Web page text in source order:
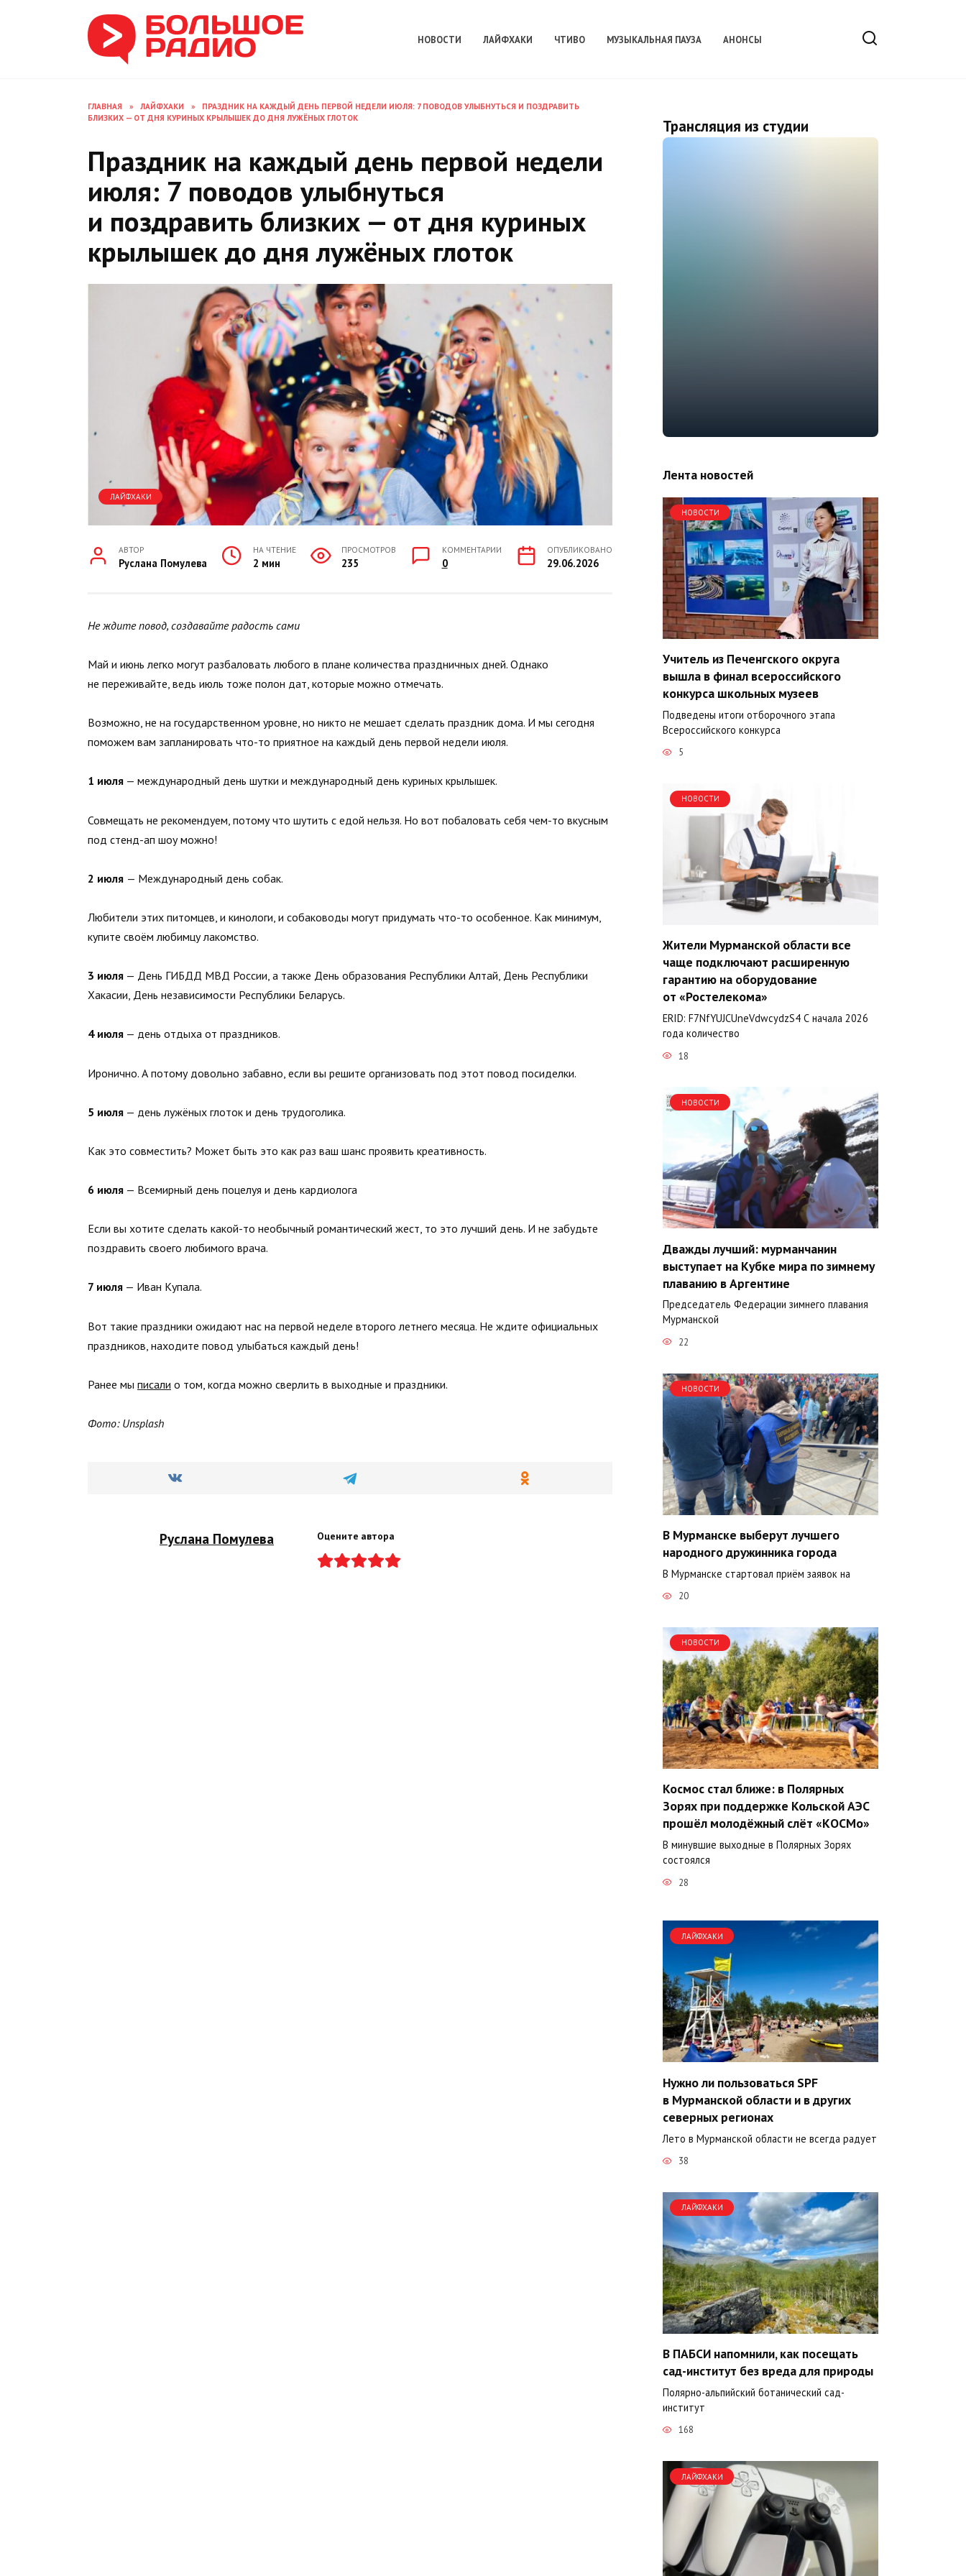
НОВОСТИ ЛАЙФХАКИ ЧТИВО МУЗЫКАЛЬНАЯ ПАУЗА АНОНСЫ
ГЛАВНАЯ » ЛАЙФХАКИ »
ПРАЗДНИК НА КАЖДЫЙ ДЕНЬ ПЕРВОЙ НЕДЕЛИ ИЮЛЯ: 7 ПОВОДОВ УЛЫБНУТЬСЯ И ПОЗДРАВИТЬ
БЛИЗКИХ — ОТ ДНЯ КУРИНЫХ КРЫЛЫШЕК ДО ДНЯ ЛУЖЁНЫХ ГЛОТОК
Праздник на каждый день первой недели
июля: 7 поводов улыбнуться
и поздравить близких — от дня куриных
крылышек до дня лужёных глоток
ЛАЙФХАКИ
АВТОР
Руслана Помулева
НА ЧТЕНИЕ
2 мин
ПРОСМОТРОВ
235
КОММЕНТАРИИ
0
ОПУБЛИКОВАНО
29.06.2026
Не ждите повод, создавайте радость сами
Май и июнь легко могут разбаловать любого в плане количества праздничных дней. Однако
не переживайте, ведь июль тоже полон дат, которые можно отмечать.
Возможно, не на государственном уровне, но никто не мешает сделать праздник дома. И мы сегодня
поможем вам запланировать что-то приятное на каждый день первой недели июля.
1 июля — международный день шутки и международный день куриных крылышек.
Совмещать не рекомендуем, потому что шутить с едой нельзя. Но вот побаловать себя чем-то вкусным
под стенд-ап шоу можно!
2 июля — Международный день собак.
Любители этих питомцев, и кинологи, и собаководы могут придумать что-то особенное. Как минимум,
купите своём любимцу лакомство.
3 июля — День ГИБДД МВД России, а также День образования Республики Алтай, День Республики
Хакасии, День независимости Республики Беларусь.
4 июля — день отдыха от праздников.
Иронично. А потому довольно забавно, если вы решите организовать под этот повод посиделки.
5 июля — день лужёных глоток и день трудоголика.
Как это совместить? Может быть это как раз ваш шанс проявить креативность.
6 июля — Всемирный день поцелуя и день кардиолога
Если вы хотите сделать какой-то необычный романтический жест, то это лучший день. И не забудьте
поздравить своего любимого врача.
7 июля — Иван Купала.
Вот такие праздники ожидают нас на первой неделе второго летнего месяца. Не ждите официальных
праздников, находите повод улыбаться каждый день!
Ранее мы писали о том, когда можно сверлить в выходные и праздники.
Фото: Unsplash
Руслана Помулева Оцените автора
Трансляция из студии
Лента новостей
НОВОСТИ
Учитель из Печенгского округа
вышла в финал всероссийского
конкурса школьных музеев
Подведены итоги отборочного этапа
Всероссийского конкурса
5
НОВОСТИ
Жители Мурманской области все
чаще подключают расширенную
гарантию на оборудование
от «Ростелекома»
ERID: F7NfYUJCUneVdwcydzS4 С начала 2026
года количество
18
НОВОСТИ
Дважды лучший: мурманчанин
выступает на Кубке мира по зимнему
плаванию в Аргентине
Председатель Федерации зимнего плавания
Мурманской
22
НОВОСТИ
В Мурманске выберут лучшего
народного дружинника города
В Мурманске стартовал приём заявок на
20
НОВОСТИ
Космос стал ближе: в Полярных
Зорях при поддержке Кольской АЭС
прошёл молодёжный слёт «КОСМо»
В минувшие выходные в Полярных Зорях
состоялся
28
ЛАЙФХАКИ
Нужно ли пользоваться SPF
в Мурманской области и в других
северных регионах
Лето в Мурманской области не всегда радует
38
ЛАЙФХАКИ
В ПАБСИ напомнили, как посещать
сад-институт без вреда для природы
Полярно-альпийский ботанический сад-
институт
168
ЛАЙФХАКИ